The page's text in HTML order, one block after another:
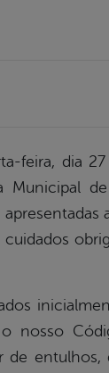
feira, dia
de
nosso
de entulhos,